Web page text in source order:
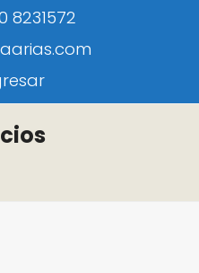
8231572